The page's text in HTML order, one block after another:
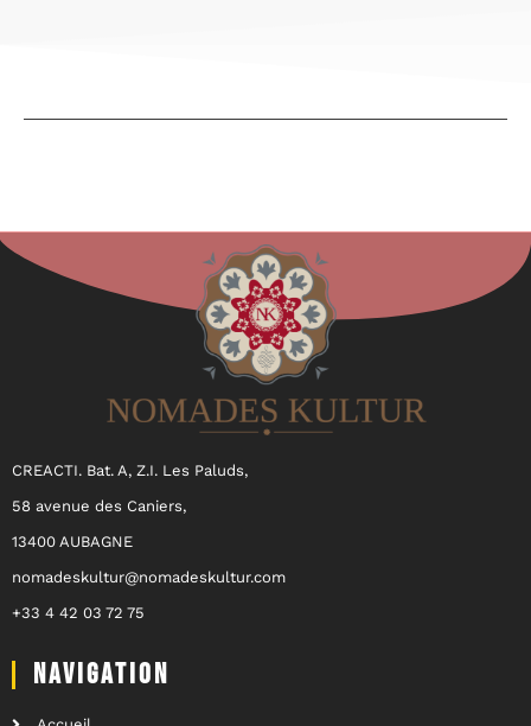
CREACTI. Bat. A, Z.I. Les Paluds,
58 avenue des Caniers,
13400 AUBAGNE
nomadeskultur@nomadeskultur.com
+33 4 42 03 72 75
NAVIGATION